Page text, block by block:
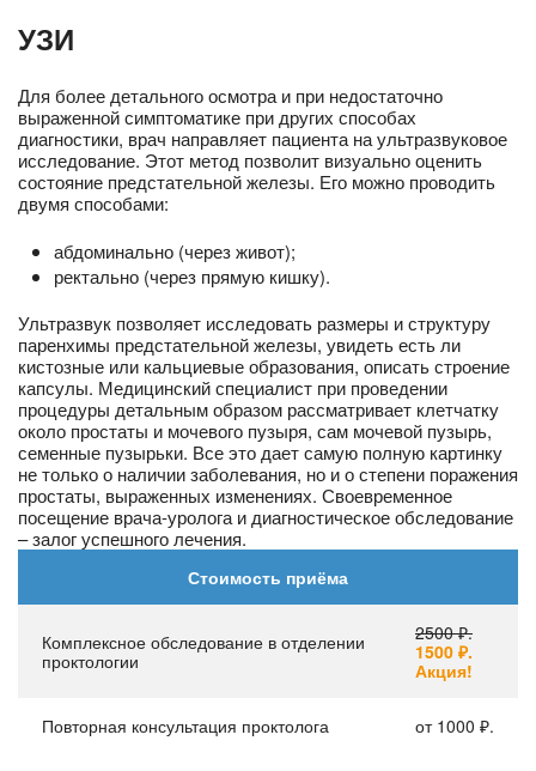
УЗИ
Для более детального осмотра и при недостаточно
выраженной симптоматике при других способах
диагностики, врач направляет пациента на ультразвуковое
исследование. Этот метод позволит визуально оценить
состояние предстательной железы. Его можно проводить
двумя способами:
абдоминально (через живот);
ректально (через прямую кишку).
Ультразвук позволяет исследовать размеры и структуру
паренхимы предстательной железы, увидеть есть ли
кистозные или кальциевые образования, описать строение
капсулы. Медицинский специалист при проведении
процедуры детальным образом рассматривает клетчатку
около простаты и мочевого пузыря, сам мочевой пузырь,
семенные пузырьки. Все это дает самую полную картинку
не только о наличии заболевания, но и о степени поражения
простаты, выраженных изменениях. Своевременное
посещение врача-уролога и диагностическое обследование
– залог успешного лечения.
Стоимость приёма
Комплексное обследование в отделении
проктологии
2500 ₽.
1500 ₽.
Акция!
Повторная консультация проктолога от 1000 ₽.